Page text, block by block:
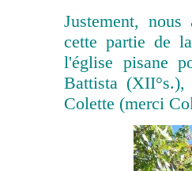
Justement,
cette partie de
l'église pisane
Battista
Colette (merci